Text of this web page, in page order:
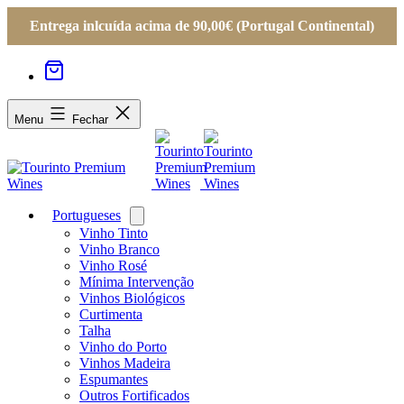
Entrega inlcuída acima de 90,00€ (Portugal Continental)
Menu Fechar
Portugueses
menu
Vinho Tinto
Vinho Branco
Vinho Rosé
Mínima Intervenção
Vinhos Biológicos
Curtimenta
Talha
Vinho do Porto
Vinhos Madeira
Espumantes
Outros Fortificados